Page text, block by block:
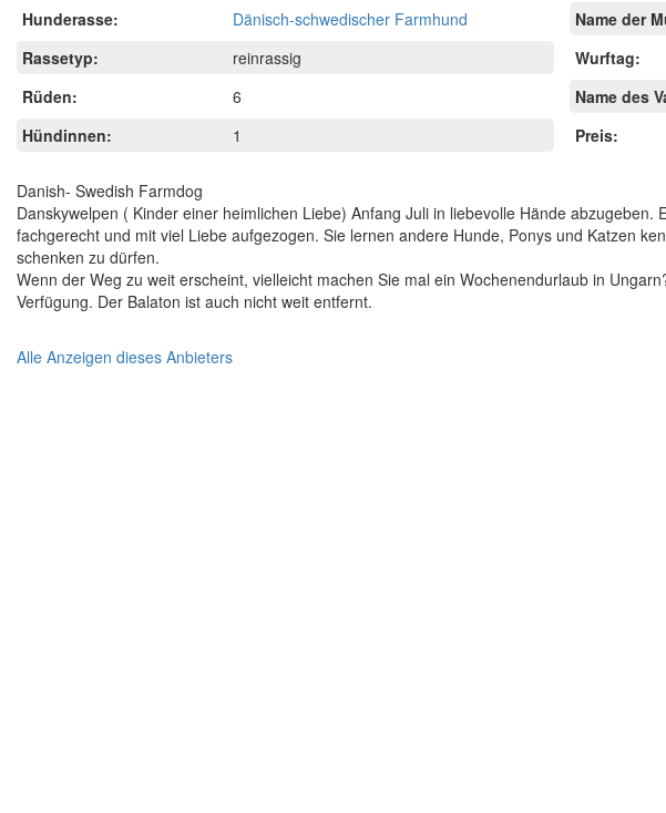
Hunderasse:
Dänisch-schwedischer Farmhund
Rassetyp:
reinrassig
Rüden:
6
Hündinnen:
1
Name der
Wurftag:
Name des
Preis:
Danish- Swedish Farmdog
Danskywelpen ( Kinder einer heimlichen Liebe) Anfang Juli in liebevolle Hände
fachgerecht und mit viel Liebe aufgezogen. Sie lernen andere Hunde, Ponys und Katzen
schenken zu dürfen.
Wenn der Weg zu weit erscheint, vielleicht machen Sie mal ein Wochenendurlaub in
Verfügung. Der Balaton ist auch nicht weit entfernt.
Alle Anzeigen dieses Anbieters